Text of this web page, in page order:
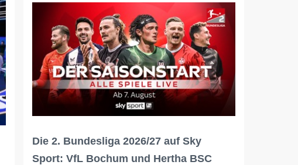
Die 2. Bundesliga 2026/27 auf Sky
Sport: VfL Bochum und Hertha BSC